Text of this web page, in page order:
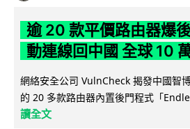
逾 20 款平價路由器爆
動連線回中國 全球 10
網絡安全公司 VulnCheck 揭發中國智
的 20 多款路由器內置後門程式「
讀全文